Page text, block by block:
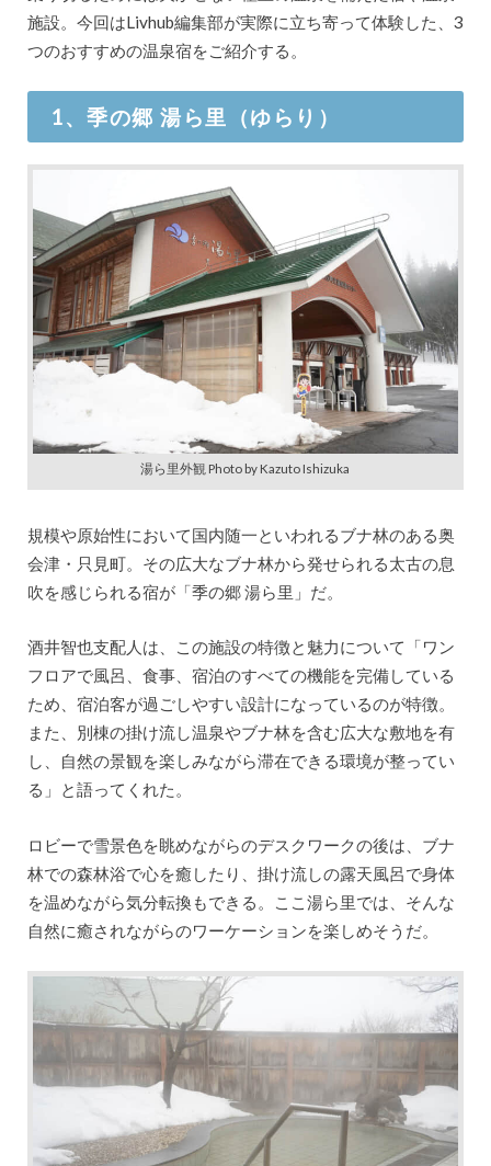
施設。今回はLivhub編集部が実際に立ち寄って体験した、3
つのおすすめの温泉宿をご紹介する。
1、季の郷 湯ら里（ゆらり）
湯ら里外観 Photo by Kazuto Ishizuka
規模や原始性において国内随一といわれるブナ林のある奥
会津・只見町。その広大なブナ林から発せられる太古の息
吹を感じられる宿が「季の郷 湯ら里」だ。
酒井智也支配人は、この施設の特徴と魅力について「ワン
フロアで風呂、食事、宿泊のすべての機能を完備している
ため、宿泊客が過ごしやすい設計になっているのが特徴。
また、別棟の掛け流し温泉やブナ林を含む広大な敷地を有
し、自然の景観を楽しみながら滞在できる環境が整ってい
る」と語ってくれた。
ロビーで雪景色を眺めながらのデスクワークの後は、ブナ
林での森林浴で心を癒したり、掛け流しの露天風呂で身体
を温めながら気分転換もできる。ここ湯ら里では、そんな
自然に癒されながらのワーケーションを楽しめそうだ。